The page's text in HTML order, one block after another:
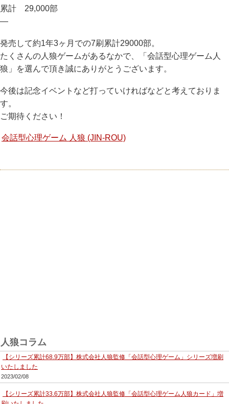
累計 29,000部
—
発売して約1年3ヶ月での7刷累計29000部。
たくさんの人狼ゲームがあるなかで、「会話型心理ゲーム人
狼」を選んで頂き誠にありがとうございます。
今後は記念イベントなど打っていければなどと考えておりま
す。
ご期待ください！
会話型心理ゲーム 人狼 (JIN-ROU)
人狼コラム
【シリーズ累計68.9万部】株式会社人狼監修「会話型心理ゲーム」シリーズ増刷
いたしました
2023/02/08
【シリーズ累計33.6万部】株式会社人狼監修「会話型心理ゲーム人狼カード」増